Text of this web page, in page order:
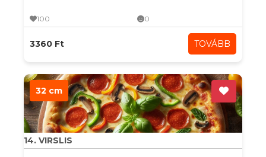
100 0
3360 Ft TOVÁBB
32 cm
14. VIRSLIS